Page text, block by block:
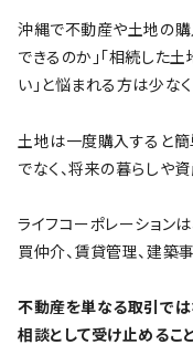
沖縄で不動産や土地の購
できるのか」「相続した
い」と悩まれる方は少な
土地は一度購入すると
でなく、将来の暮らしや
ライフコーポレーション
買仲介、賃貸管理、建築
不動産を単なる取引で
相談として受け止めるこ